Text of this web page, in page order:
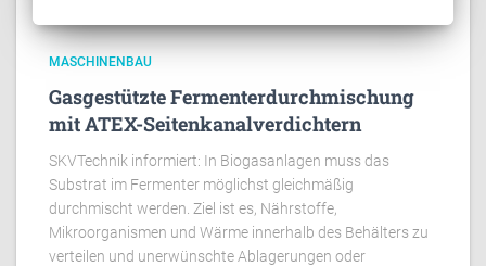
MASCHINENBAU
Gasgestützte Fermenterdurchmischung
mit ATEX-Seitenkanalverdichtern
SKVTechnik informiert: In Biogasanlagen muss das
Substrat im Fermenter möglichst gleichmäßig
durchmischt werden. Ziel ist es, Nährstoffe,
Mikroorganismen und Wärme innerhalb des Behälters zu
verteilen und unerwünschte Ablagerungen oder